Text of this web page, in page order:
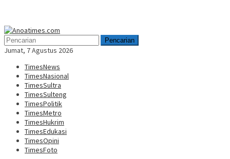
Menu
Mobile
Pencarian
Jumat, 7 Agustus 2026
TimesNews
TimesNasional
TimesSultra
TimesSulteng
TimesPolitik
TimesMetro
TimesHukrim
TimesEdukasi
TimesOpini
TimesFoto